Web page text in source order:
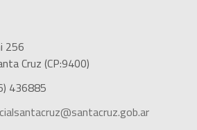
256
Cruz (CP:9400)
436885